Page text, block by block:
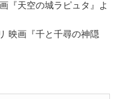
『天空の城ラピュタ』よ
映画『千と千尋の神隠